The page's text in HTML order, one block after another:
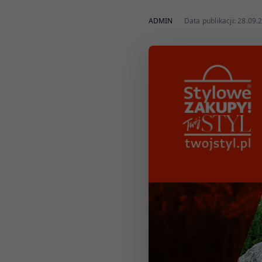
ADMIN Data publikacji: